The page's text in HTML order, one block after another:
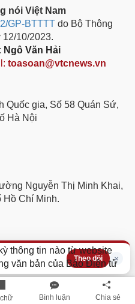
Bình luận Chia sẻ
Theo dõi ×
nói Việt Nam
GP-BTTTT do Bộ Thông
10/2023.
Ngô Văn Hải
toasoan@vtcnews.vn
Quốc gia, Số 58 Quán Sứ,
Hà Nội
Nguyễn Thị Minh Khai,
Hồ Chí Minh.
thông tin nào từ website
văn bản của Báo Điện tử